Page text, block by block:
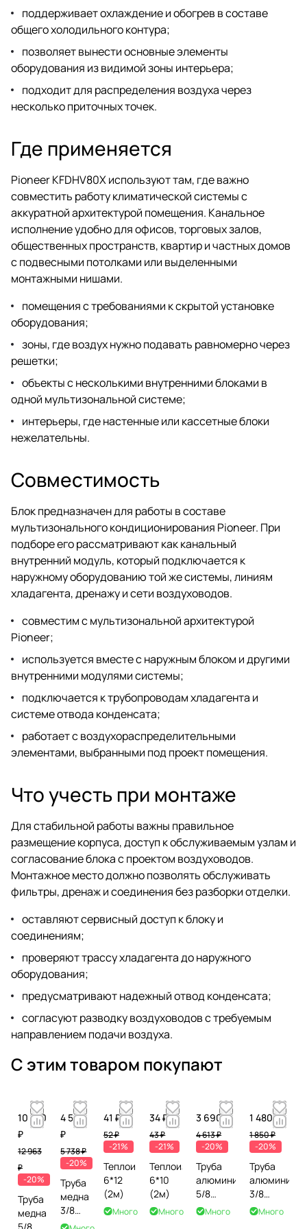
поддерживает охлаждение и обогрев в составе
общего холодильного контура;
позволяет вынести основные элементы
оборудования из видимой зоны интерьера;
подходит для распределения воздуха через
несколько приточных точек.
Где применяется
Pioneer KFDHV80X используют там, где важно
совместить работу климатической системы с
аккуратной архитектурой помещения. Канальное
исполнение удобно для офисов, торговых залов,
общественных пространств, квартир и частных домов
с подвесными потолками или выделенными
монтажными нишами.
помещения с требованиями к скрытой установке
оборудования;
зоны, где воздух нужно подавать равномерно через
решетки;
объекты с несколькими внутренними блоками в
одной мультизональной системе;
интерьеры, где настенные или кассетные блоки
нежелательны.
Совместимость
Блок предназначен для работы в составе
мультизонального кондиционирования Pioneer. При
подборе его рассматривают как канальный
внутренний модуль, который подключается к
наружному оборудованию той же системы, линиям
хладагента, дренажу и сети воздуховодов.
совместим с мультизональной архитектурой
Pioneer;
используется вместе с наружным блоком и другими
внутренними модулями системы;
подключается к трубопроводам хладагента и
системе отвода конденсата;
работает с воздухораспределительными
элементами, выбранными под проект помещения.
Что учесть при монтаже
Для стабильной работы важны правильное
размещение корпуса, доступ к обслуживаемым узлам и
согласование блока с проектом воздуховодов.
Монтажное место должно позволять обслуживать
фильтры, дренаж и соединения без разборки отделки.
оставляют сервисный доступ к блоку и
соединениям;
проверяют трассу хладагента до наружного
оборудования;
предусматривают надежный отвод конденсата;
согласуют разводку воздуховодов с требуемым
направлением подачи воздуха.
С этим товаром покупают
10 370
₽
12 963
₽
-20%
Труба
медная
4 590
₽
5 738 ₽
-20%
Труба
медная
3/8
(15м)
41 ₽
52 ₽
-21%
Теплоизоляция
6*12
(2м)
Много
34 ₽
43 ₽
-21%
Теплоизоляция
6*10
(2м)
Много
3 690 ₽
4 613 ₽
-20%
Труба
алюминиевая
5/8
(15м)
Много
1 480 ₽
1 850 ₽
-20%
Труба
3/8
(15м)
Много